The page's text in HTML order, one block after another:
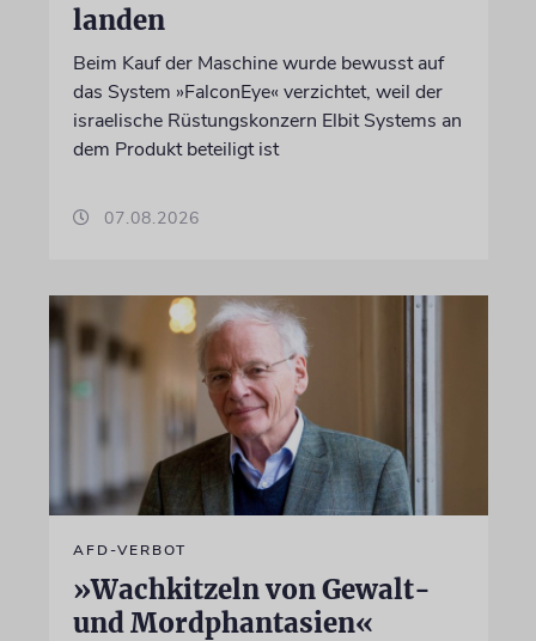
landen
Beim Kauf der Maschine wurde bewusst auf
das System »FalconEye« verzichtet, weil der
israelische Rüstungskonzern Elbit Systems an
dem Produkt beteiligt ist
07.08.2026
AFD-VERBOT
»Wachkitzeln von Gewalt-
und Mordphantasien«